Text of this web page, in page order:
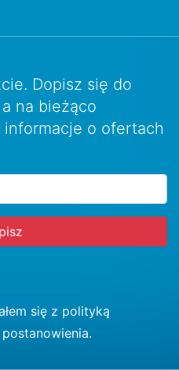
Dopisz się do
na bieżąco
o ofertach
się z polityką